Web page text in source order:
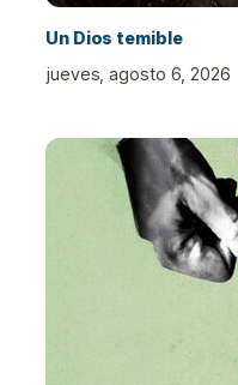
Un Dios temible
jueves, agosto 6, 2026